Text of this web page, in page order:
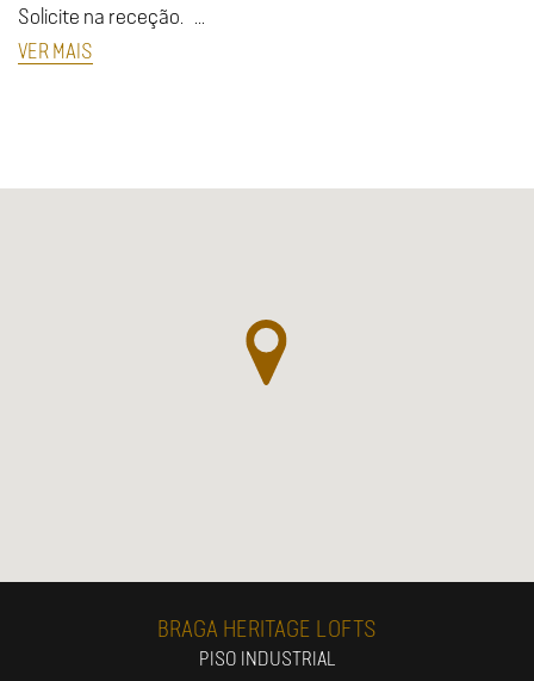
Solicite na receção. ...
VER MAIS
BRAGA HERITAGE LOFTS
PISO INDUSTRIAL